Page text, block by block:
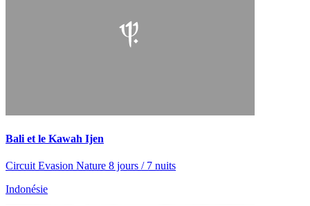
Bali et le Kawah Ijen
Circuit Evasion Nature 8 jours / 7 nuits
Indonésie